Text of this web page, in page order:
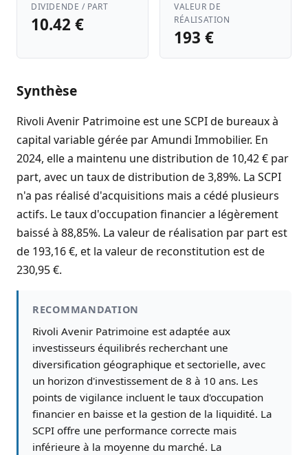
DIVIDENDE / PART
10.42 €
VALEUR DE
RÉALISATION
193 €
Synthèse
Rivoli Avenir Patrimoine est une SCPI de bureaux à
capital variable gérée par Amundi Immobilier. En
2024, elle a maintenu une distribution de 10,42 € par
part, avec un taux de distribution de 3,89%. La SCPI
n'a pas réalisé d'acquisitions mais a cédé plusieurs
actifs. Le taux d'occupation financier a légèrement
baissé à 88,85%. La valeur de réalisation par part est
de 193,16 €, et la valeur de reconstitution est de
230,95 €.
RECOMMANDATION
Rivoli Avenir Patrimoine est adaptée aux
investisseurs équilibrés recherchant une
diversification géographique et sectorielle, avec
un horizon d'investissement de 8 à 10 ans. Les
points de vigilance incluent le taux d'occupation
financier en baisse et la gestion de la liquidité. La
SCPI offre une performance correcte mais
inférieure à la moyenne du marché. La